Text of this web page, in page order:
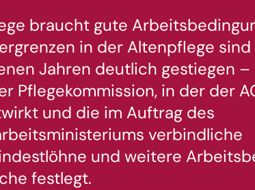
braucht gute
in der Altenpflege sind
Jahren deutlich gestiegen
Pflegekommission, in der der
und die im Auftrag des
verbindliche
und weitere
festlegt.